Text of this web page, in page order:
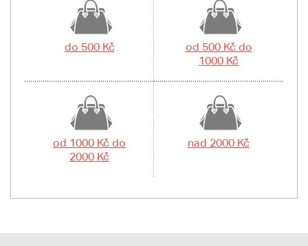
do 500 Kč
od 500 Kč do
1000 Kč
od 1000 Kč do
2000 Kč
nad 2000 Kč